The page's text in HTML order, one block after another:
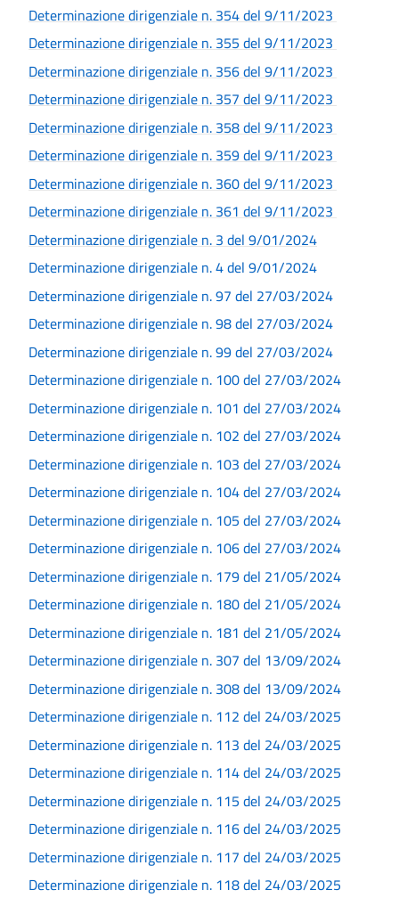
Determinazione dirigenziale n. 354 del 9/11/2023
Determinazione dirigenziale n. 355 del 9/11/2023
Determinazione dirigenziale n. 356 del 9/11/2023
Determinazione dirigenziale n. 357 del 9/11/2023
Determinazione dirigenziale n. 358 del 9/11/2023
Determinazione dirigenziale n. 359 del 9/11/2023
Determinazione dirigenziale n. 360 del 9/11/2023
Determinazione dirigenziale n. 361 del 9/11/2023
Determinazione dirigenziale n. 3 del 9/01/2024
Determinazione dirigenziale n. 4 del 9/01/2024
Determinazione dirigenziale n. 97 del 27/03/2024
Determinazione dirigenziale n. 98 del 27/03/2024
Determinazione dirigenziale n. 99 del 27/03/2024
Determinazione dirigenziale n. 100 del 27/03/2024
Determinazione dirigenziale n. 101 del 27/03/2024
Determinazione dirigenziale n. 102 del 27/03/2024
Determinazione dirigenziale n. 103 del 27/03/2024
Determinazione dirigenziale n. 104 del 27/03/2024
Determinazione dirigenziale n. 105 del 27/03/2024
Determinazione dirigenziale n. 106 del 27/03/2024
Determinazione dirigenziale n. 179 del 21/05/2024
Determinazione dirigenziale n. 180 del 21/05/2024
Determinazione dirigenziale n. 181 del 21/05/2024
Determinazione dirigenziale n. 307 del 13/09/2024
Determinazione dirigenziale n. 308 del 13/09/2024
Determinazione dirigenziale n. 112 del 24/03/2025
Determinazione dirigenziale n. 113 del 24/03/2025
Determinazione dirigenziale n. 114 del 24/03/2025
Determinazione dirigenziale n. 115 del 24/03/2025
Determinazione dirigenziale n. 116 del 24/03/2025
Determinazione dirigenziale n. 117 del 24/03/2025
Determinazione dirigenziale n. 118 del 24/03/2025